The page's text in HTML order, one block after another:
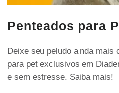
Penteados para
Deixe seu peludo ainda mais
para pet exclusivos em
e sem estresse. Saiba mais!